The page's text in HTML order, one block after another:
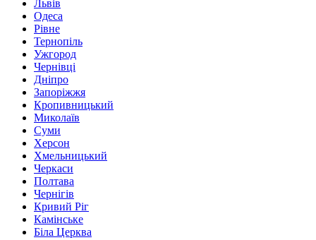
Львів
Одеса
Рівне
Тернопіль
Ужгород
Чернівці
Дніпро
Запоріжжя
Кропивницький
Миколаїв
Суми
Херсон
Хмельницький
Черкаси
Полтава
Чернігів
Кривий Ріг
Камінське
Біла Церква